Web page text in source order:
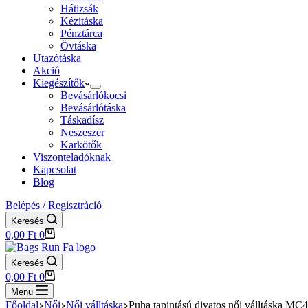
Hátizsák
Kézitáska
Pénztárca
Övtáska
Utazótáska
Akció
Kiegészítők
Bevásárlókocsi
Bevásárlótáska
Táskadísz
Neszeszer
Karkötők
Viszonteladóknak
Kapcsolat
Blog
Belépés / Regisztráció
Keresés
Shopping
cart
0,00 Ft 0
Keresés
Shopping
cart
0,00 Ft 0
Menu
Főoldal Női Női válltáska Puha tapintású divatos női válltáska